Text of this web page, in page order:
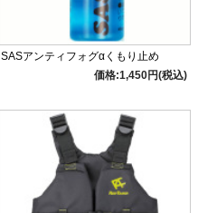
SASアンティフォグαくもり止め
価格:1,450円(税込)